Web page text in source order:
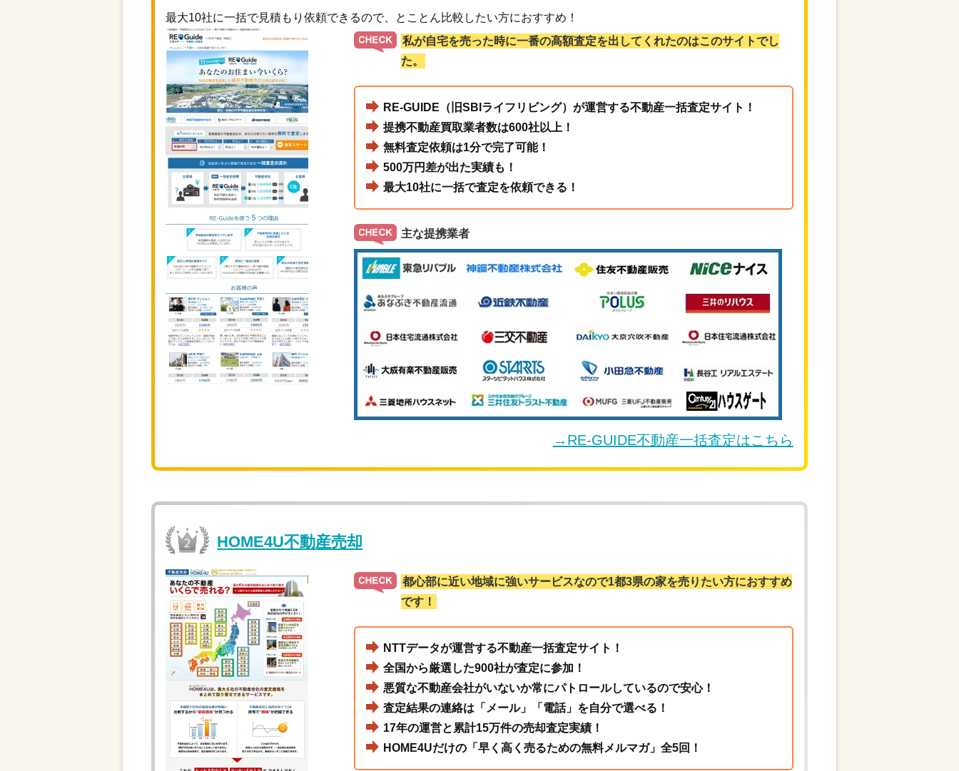
最大10社に一括で見積もり依頼できるので、とことん比較したい方におすすめ！
私が自宅を売った時に一番の高額査定を出してくれたのはこのサイトでし
た。
RE-GUIDE（旧SBIライフリビング）が運営する不動産一括査定サイト！
提携不動産買取業者数は600社以上！
無料査定依頼は1分で完了可能！
500万円差が出た実績も！
最大10社に一括で査定を依頼できる！
主な提携業者
→RE-GUIDE不動産一括査定はこちら
HOME4U不動産売却
都心部に近い地域に強いサービスなので1都3県の家を売りたい方におすすめ
です！
NTTデータが運営する不動産一括査定サイト！
全国から厳選した900社が査定に参加！
悪質な不動産会社がいないか常にパトロールしているので安心！
査定結果の連絡は「メール」「電話」を自分で選べる！
17年の運営と累計15万件の売却査定実績！
HOME4Uだけの「早く高く売るための無料メルマガ」全5回！